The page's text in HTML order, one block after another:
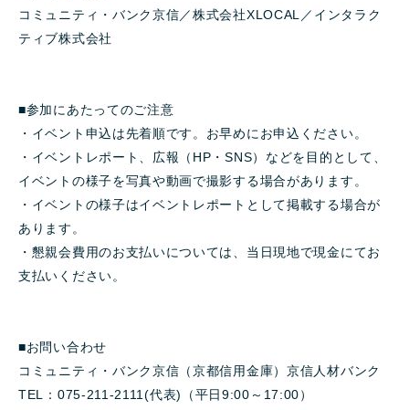
コミュニティ・バンク京信／株式会社XLOCAL／インタラク
ティブ株式会社
■参加にあたってのご注意
・イベント申込は先着順です。お早めにお申込ください。
・イベントレポート、広報（HP・SNS）などを目的として、
イベントの様子を写真や動画で撮影する場合があります。
・イベントの様子はイベントレポートとして掲載する場合が
あります。
・懇親会費用のお支払いについては、当日現地で現金にてお
支払いください。
■お問い合わせ
コミュニティ・バンク京信（京都信用金庫）京信人材バンク
TEL：075-211-2111(代表)（平日9:00～17:00）